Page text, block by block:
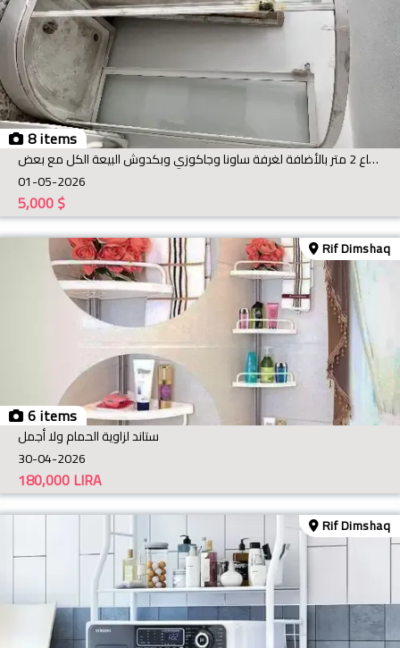
8 items
فاترينا زان عرض 6متر ارتفاع 2 متر بالأضافة لغرفة ساونا وجاكوزي وبكدوش البيعة الكل مع بعض
01-05-2026
$
5,000
6 items
Rif Dimshaq
ستاند لزاوية الحمام ولا أجمل
30-04-2026
LIRA
180,000
Rif Dimshaq